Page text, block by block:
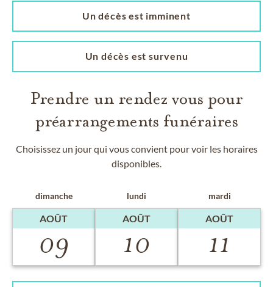
Un décès est imminent
Un décès est survenu
Prendre un rendez vous pour
préarrangements funéraires
Choisissez un jour qui vous convient pour voir les horaires
disponibles.
dimanche
AOÛT
09
lundi
AOÛT
10
mardi
AOÛT
11